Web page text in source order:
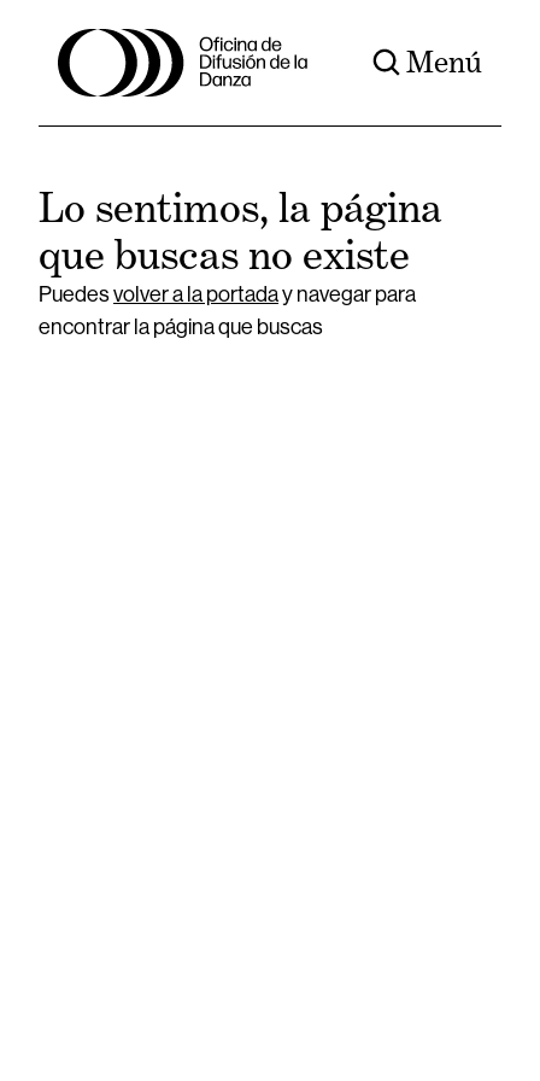
Menú
Lo sentimos, la página
que buscas no existe
Puedesvolver a la portaday navegar para
encontrar la página que buscas